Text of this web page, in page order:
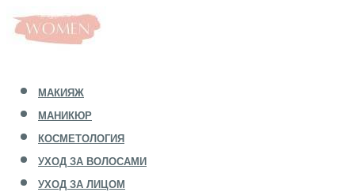
МАКИЯЖ
МАНИКЮР
КОСМЕТОЛОГИЯ
УХОД ЗА ВОЛОСАМИ
УХОД ЗА ЛИЦОМ